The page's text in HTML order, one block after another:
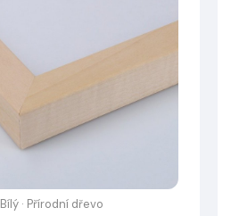
· Přírodní dřevo